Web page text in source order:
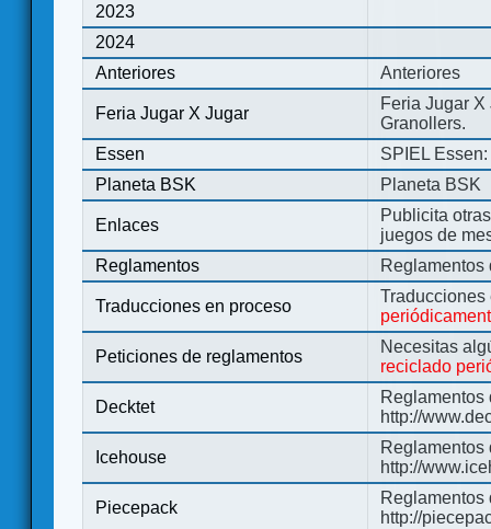
2023
2024
Anteriores
Anteriores
Feria Jugar X Jugar
Feria Jugar
Granollers.
Essen
SPIEL
Planeta BSK
Planeta BSK
Enlaces
Publicita
juegos de
Reglamentos
Reglamentos
Traducciones en proceso
Peticiones de reglamentos
Necesitas
reciclado
Decktet
Reglamentos
http://
Icehouse
Reglamentos
http://
Piecepack
Reglamentos
http://